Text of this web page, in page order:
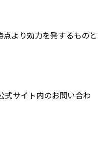
より効力を発するものと
サイト内のお問い合わ